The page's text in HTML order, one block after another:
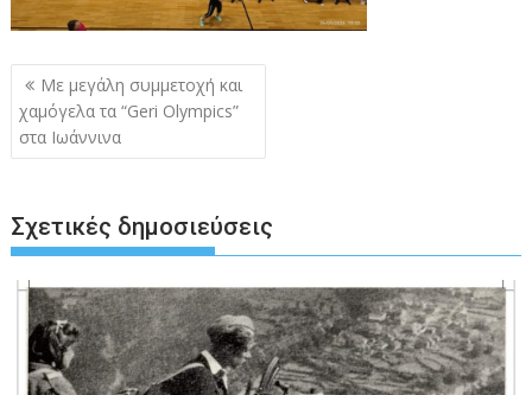
Πλοήγηση
άρθρων
Με μεγάλη συμμετοχή και
χαμόγελα τα “Geri Olympics”
στα Ιωάννινα
Σχετικές δημοσιεύσεις